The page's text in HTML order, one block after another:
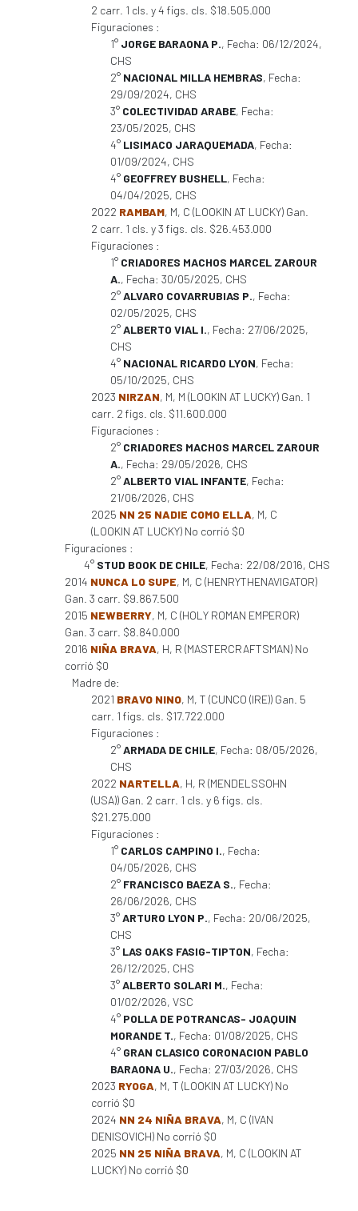
2 carr. 1 cls. y 4 figs. cls. $18.505.000
Figuraciones :
1° JORGE BARAONA P., Fecha: 06/12/2024,
CHS
2° NACIONAL MILLA HEMBRAS, Fecha:
29/09/2024, CHS
3° COLECTIVIDAD ARABE, Fecha:
23/05/2025, CHS
4° LISIMACO JARAQUEMADA, Fecha:
01/09/2024, CHS
4° GEOFFREY BUSHELL, Fecha:
04/04/2025, CHS
2022 RAMBAM, M, C (LOOKIN AT LUCKY) Gan.
2 carr. 1 cls. y 3 figs. cls. $26.453.000
Figuraciones :
1° CRIADORES MACHOS MARCEL ZAROUR
A., Fecha: 30/05/2025, CHS
2°ALVARO COVARRUBIAS P., Fecha:
02/05/2025, CHS
2°ALBERTO VIAL I., Fecha: 27/06/2025,
CHS
4° NACIONAL RICARDO LYON, Fecha:
05/10/2025, CHS
2023 NIRZAN, M, M (LOOKIN AT LUCKY) Gan. 1
carr. 2 figs. cls. $11.600.000
Figuraciones :
2° CRIADORES MACHOS MARCEL ZAROUR
A., Fecha: 29/05/2026, CHS
2°ALBERTO VIAL INFANTE, Fecha:
21/06/2026, CHS
2025 NN 25 NADIE COMO ELLA, M, C
(LOOKIN AT LUCKY) No corrió $0
Figuraciones :
4° STUD BOOK DE CHILE, Fecha: 22/08/2016, CHS
2014 NUNCA LO SUPE, M, C (HENRYTHENAVIGATOR)
Gan. 3 carr. $9.867.500
2015 NEWBERRY, M, C (HOLY ROMAN EMPEROR)
Gan. 3 carr. $8.840.000
2016 NIÑA BRAVA, H, R (MASTERCRAFTSMAN) No
corrió $0
Madre de:
2021 BRAVO NINO, M, T (CUNCO (IRE)) Gan. 5
carr. 1 figs. cls. $17.722.000
Figuraciones :
2°ARMADA DE CHILE, Fecha: 08/05/2026,
CHS
2022 NARTELLA, H, R (MENDELSSOHN
(USA)) Gan. 2 carr. 1 cls. y 6 figs. cls.
$21.275.000
Figuraciones :
1° CARLOS CAMPINO I., Fecha:
04/05/2026, CHS
2° FRANCISCO BAEZA S., Fecha:
26/06/2026, CHS
3°ARTURO LYON P., Fecha: 20/06/2025,
CHS
3° LAS OAKS FASIG-TIPTON, Fecha:
26/12/2025, CHS
3°ALBERTO SOLARI M., Fecha:
01/02/2026, VSC
4° POLLA DE POTRANCAS- JOAQUIN
MORANDE T., Fecha: 01/08/2025, CHS
4° GRAN CLASICO CORONACION PABLO
BARAONA U., Fecha: 27/03/2026, CHS
2023 RYOGA, M, T (LOOKIN AT LUCKY) No
corrió $0
2024 NN 24 NIÑA BRAVA, M, C (IVAN
DENISOVICH) No corrió $0
2025 NN 25 NIÑA BRAVA, M, C (LOOKIN AT
LUCKY) No corrió $0